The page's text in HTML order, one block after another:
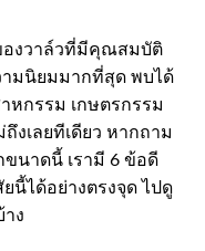
องวาล์วที่มีคุณสมบัติ
ามนิยมมากที่สุด พบได้
หกรรม เกษตรกรรม
งเลยทีเดียว หากถาม
นาดนี้ เรามี 6 ข้อดี
นี้ได้อย่างตรงจุด ไปดู
ง